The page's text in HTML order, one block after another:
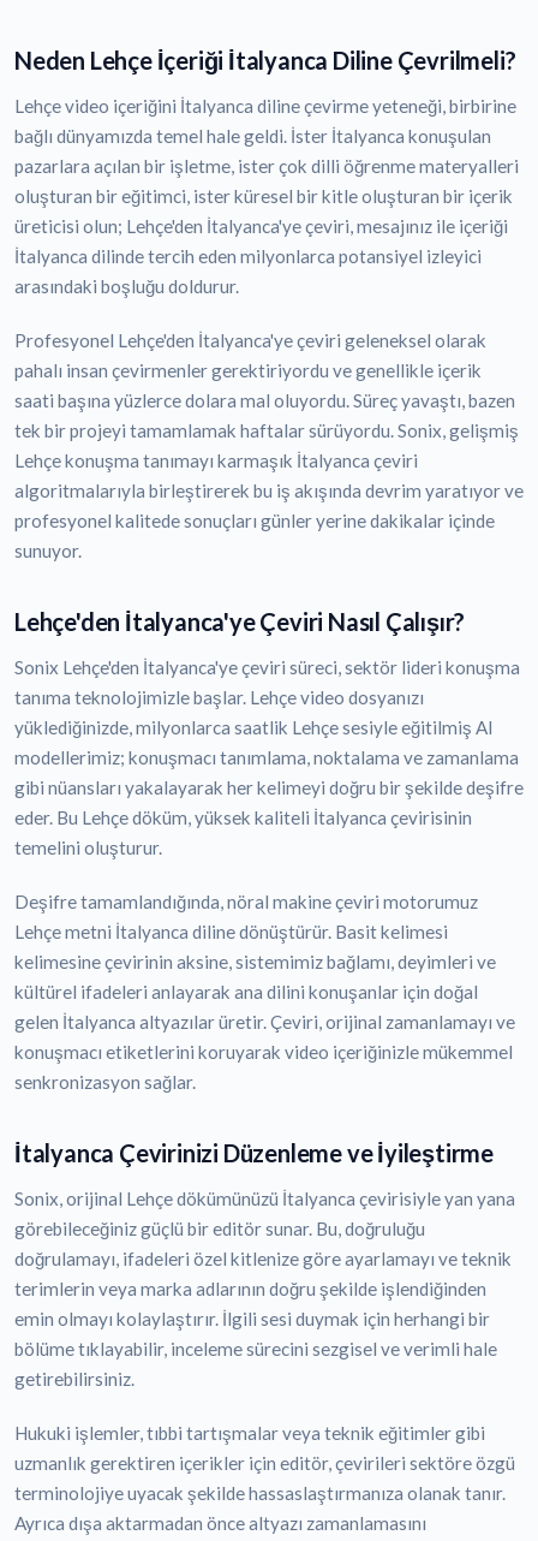
Neden Lehçe İçeriği İtalyanca Diline Çevrilmeli?
Lehçe video içeriğini İtalyanca diline çevirme yeteneği, birbirine
bağlı dünyamızda temel hale geldi. İster İtalyanca konuşulan
pazarlara açılan bir işletme, ister çok dilli öğrenme materyalleri
oluşturan bir eğitimci, ister küresel bir kitle oluşturan bir içerik
üreticisi olun; Lehçe'den İtalyanca'ye çeviri, mesajınız ile içeriği
İtalyanca dilinde tercih eden milyonlarca potansiyel izleyici
arasındaki boşluğu doldurur.
Profesyonel Lehçe'den İtalyanca'ye çeviri geleneksel olarak
pahalı insan çevirmenler gerektiriyordu ve genellikle içerik
saati başına yüzlerce dolara mal oluyordu. Süreç yavaştı, bazen
tek bir projeyi tamamlamak haftalar sürüyordu. Sonix, gelişmiş
Lehçe konuşma tanımayı karmaşık İtalyanca çeviri
algoritmalarıyla birleştirerek bu iş akışında devrim yaratıyor ve
profesyonel kalitede sonuçları günler yerine dakikalar içinde
sunuyor.
Lehçe'den İtalyanca'ye Çeviri Nasıl Çalışır?
Sonix Lehçe'den İtalyanca'ye çeviri süreci, sektör lideri konuşma
tanıma teknolojimizle başlar. Lehçe video dosyanızı
yüklediğinizde, milyonlarca saatlik Lehçe sesiyle eğitilmiş AI
modellerimiz; konuşmacı tanımlama, noktalama ve zamanlama
gibi nüansları yakalayarak her kelimeyi doğru bir şekilde deşifre
eder. Bu Lehçe döküm, yüksek kaliteli İtalyanca çevirisinin
temelini oluşturur.
Deşifre tamamlandığında, nöral makine çeviri motorumuz
Lehçe metni İtalyanca diline dönüştürür. Basit kelimesi
kelimesine çevirinin aksine, sistemimiz bağlamı, deyimleri ve
kültürel ifadeleri anlayarak ana dilini konuşanlar için doğal
gelen İtalyanca altyazılar üretir. Çeviri, orijinal zamanlamayı ve
konuşmacı etiketlerini koruyarak video içeriğinizle mükemmel
senkronizasyon sağlar.
İtalyanca Çevirinizi Düzenleme ve İyileştirme
Sonix, orijinal Lehçe dökümünüzü İtalyanca çevirisiyle yan yana
görebileceğiniz güçlü bir editör sunar. Bu, doğruluğu
doğrulamayı, ifadeleri özel kitlenize göre ayarlamayı ve teknik
terimlerin veya marka adlarının doğru şekilde işlendiğinden
emin olmayı kolaylaştırır. İlgili sesi duymak için herhangi bir
bölüme tıklayabilir, inceleme sürecini sezgisel ve verimli hale
getirebilirsiniz.
Hukuki işlemler, tıbbi tartışmalar veya teknik eğitimler gibi
uzmanlık gerektiren içerikler için editör, çevirileri sektöre özgü
terminolojiye uyacak şekilde hassaslaştırmanıza olanak tanır.
Ayrıca dışa aktarmadan önce altyazı zamanlamasını